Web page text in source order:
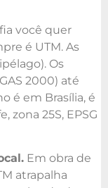
você quer
é UTM. As
Os
2000) até
é em Brasília, é
zona 25S, EPSG
Em obra de
atrapalha